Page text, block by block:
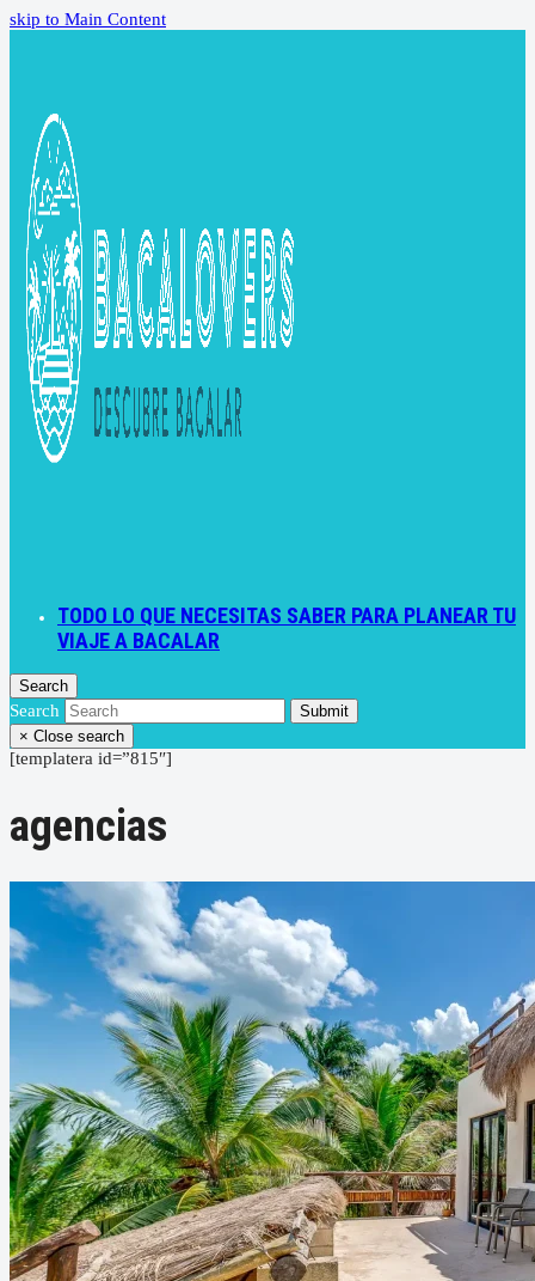
skip to Main Content
TODO LO QUE NECESITAS SABER PARA PLANEAR TU
VIAJE A BACALAR
Search
Search
Submit
× Close search
[templatera id=”815″]
agencias